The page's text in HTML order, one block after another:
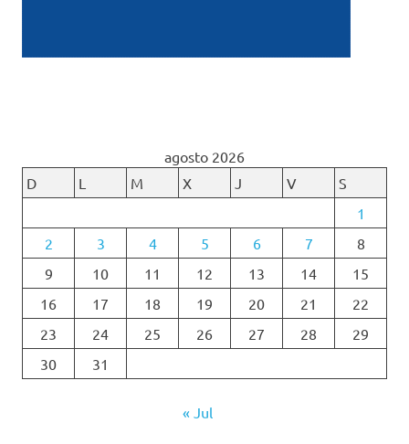
agosto 2026
D
L M X J V
S
1
2
3 4 5 6 7
8
9
10 11 12 13 14
15
16
17 18 19 20 21
22
23
24 25 26 27 28
29
30
31
« Jul